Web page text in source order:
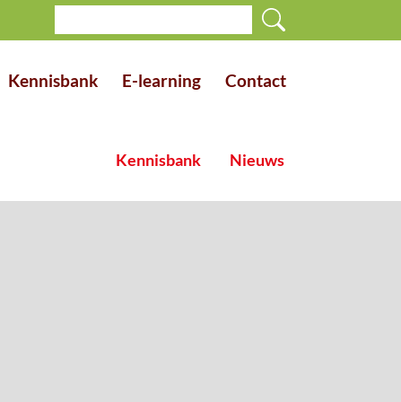
Kennisbank E-learning Contact
Kennisbank Nieuws